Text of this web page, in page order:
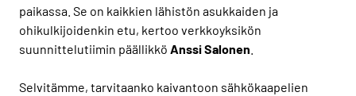
paikassa. Se on kaikkien lähistön asukkaiden ja
ohikulkijoidenkin etu, kertoo verkkoyksikön
suunnittelutiimin päällikkö Anssi Salonen
Selvitämme, tarvitaanko kaivantoon sähkökaapelien